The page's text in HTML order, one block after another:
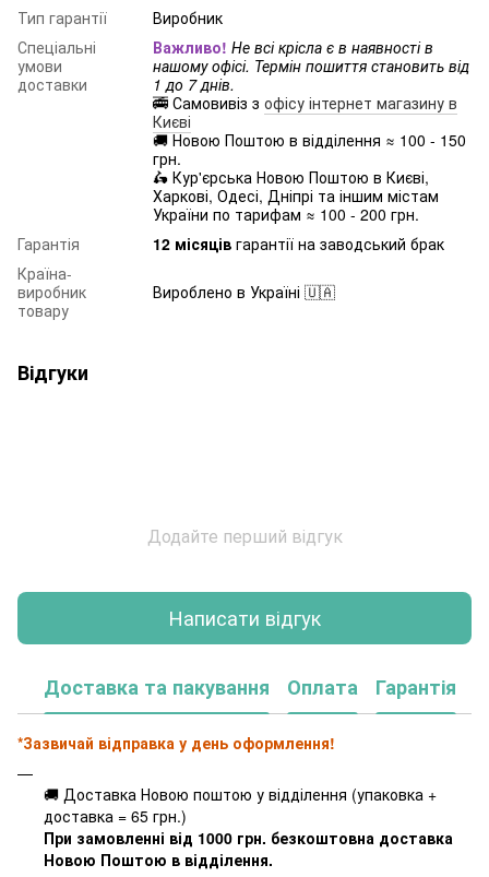
Тип гарантії
Виробник
Спеціальні
умови
доставки
Важливо! Не всі крісла є в наявності в
нашому офісі. Термін пошиття становить від
1 до 7 днів.
🚎 Самовивіз з офісу інтернет магазину в
Києві
🚚 Новою Поштою в відділення ≈ 100 - 150
грн.
🛵 Кур'єрська Новою Поштою в Києві,
Харкові, Одесі, Дніпрі та іншим містам
України по тарифам ≈ 100 - 200 грн.
Гарантія
12 місяців гарантії на заводський брак
Країна-
виробник
товару
Вироблено в Україні 🇺🇦
Відгуки
Додайте перший відгук
Написати відгук
Доставка та пакування Оплата Гарантія
*Зазвичай відправка у день оформлення!
🚚 Доставка Новою поштою у відділення (упаковка +
доставка = 65 грн.)
При замовленні від 1000 грн. безкоштовна доставка
Новою Поштою в відділення.